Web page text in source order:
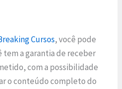
Cursos, você pode
a garantia de receber
com a possibilidade
o conteúdo completo do